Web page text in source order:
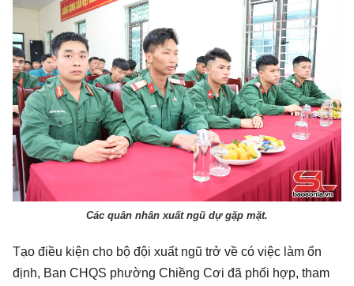
Các quân nhân xuất ngũ dự gặp mặt.
Tạo điều kiện cho bộ đội xuất ngũ trở về có việc làm ổn
định, Ban CHQS phường Chiềng Cơi đã phối hợp, tham